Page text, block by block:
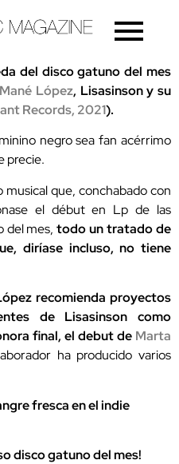
del disco gatuno del mes
Mané López, Lisasinson y su
Records, 2021).
negro sea fan acérrimo
precie.
musical que, conchabado con
el début en Lp de las
del mes, todo un tratado de
diríase incluso, no tiene
recomienda proyectos
de Lisasinson como
final, el debut de Marta
ha producido varios
fresca en el indie
disco gatuno del mes!